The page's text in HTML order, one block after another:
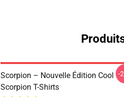
Scorpion – Nouvelle Édition Cool
Scorpion T-Shirts
-